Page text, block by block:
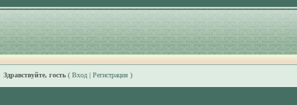
Здравствуйте, гость( Вход| Регистрация)